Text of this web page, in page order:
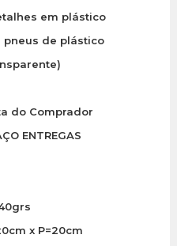
em plástico
pneus de plástico
do Comprador
ENTREGAS
x P=20cm